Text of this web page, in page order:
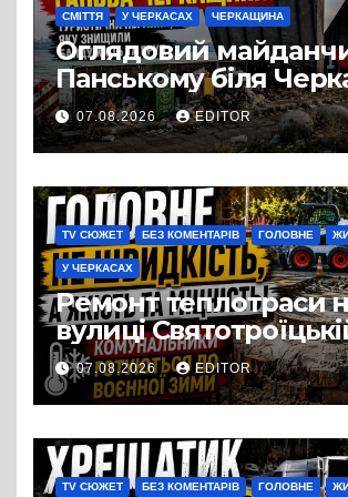
СМІТТЯ У ЧЕРКАСАХ ЧЕРКАЩИНА
Оглядовий
Панському біля
перетворився на
сміттєзвалище
07.08.2026 EDITOR
TV СЮЖЕТ БЕЗ КОМЕНТАРІВ ГОЛОВНЕ
У ЧЕРКАСАХ
Ремонт теплотраси
вулиці
затягнувся
запланованими
Вулицю досі не
для руху
07.08.2026 EDITOR
TV СЮЖЕТ БЕЗ КОМЕНТАРІВ ГОЛОВНЕ